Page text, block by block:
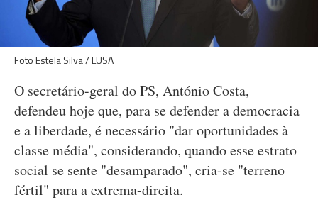
Foto Estela Silva / LUSA
O secretário-geral do PS, António Costa,
defendeu hoje que, para se defender a democracia
e a liberdade, é necessário "dar oportunidades à
classe média", considerando, quando esse estrato
social se sente "desamparado", cria-se "terreno
fértil" para a extrema-direita.